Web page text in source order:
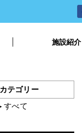
施設紹介
カテゴリー
すべて